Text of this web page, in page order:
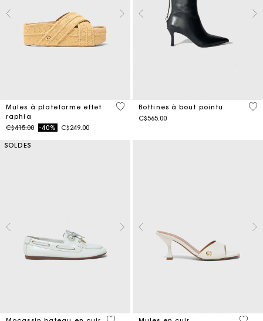
Mules à plateforme effet
raphia
Price reduced from
C$415.00to-40% C$249.00
3,8 out of 5 Customer Rating
Bottines à bout pointu
C$565.00
3,3
SOLDES